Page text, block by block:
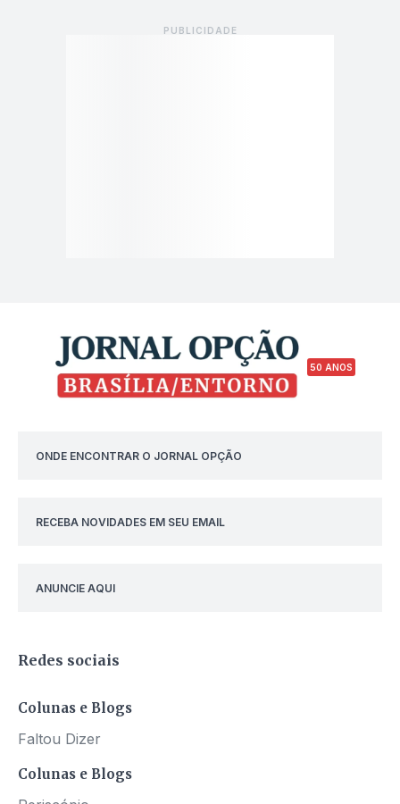
50 ANOS
ONDE ENCONTRAR O JORNAL OPÇÃO
RECEBA NOVIDADES EM SEU EMAIL
ANUNCIE AQUI
Redes sociais
Colunas e Blogs
Faltou Dizer
Colunas e Blogs